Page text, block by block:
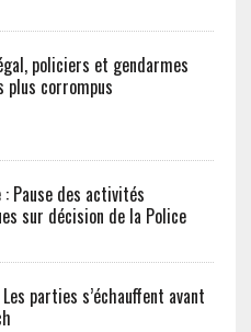
policiers et gendarmes
plus corrompus
: Pause des activités
sur décision de la Police
Les parties s’échauffent avant